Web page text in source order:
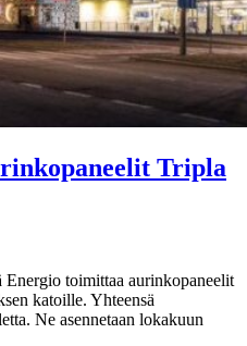
Tripla
toimittaa aurinkopaneelit
katoille. Yhteensä
Ne asennetaan lokakuun